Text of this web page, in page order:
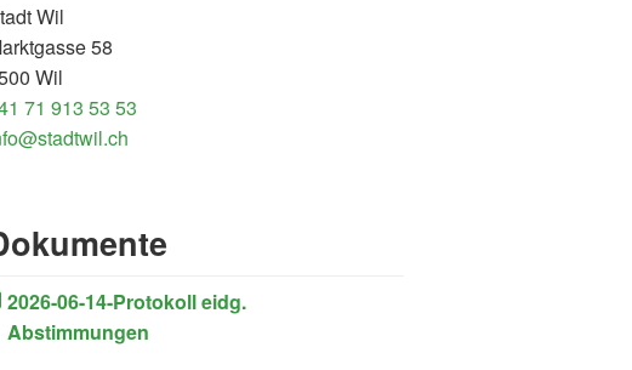
Wil
58
Wil
71 913 53 53
2026-06-14-Protokoll eidg.
Abstimmungen